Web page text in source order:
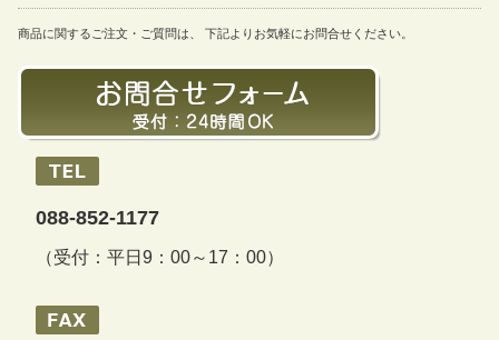
商品に関するご注文・ご質問は、 下記よりお気軽にお問合せください。
088-852-1177
（受付：平日9：00～17：00）